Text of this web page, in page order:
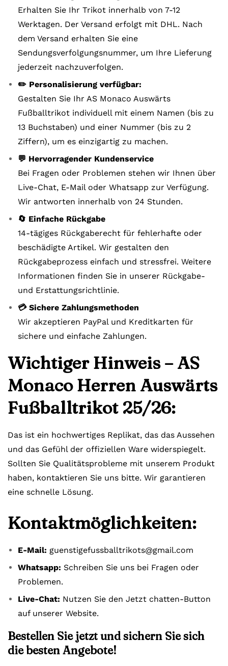
Erhalten Sie Ihr Trikot innerhalb von 7-12
Werktagen. Der Versand erfolgt mit DHL. Nach
dem Versand erhalten Sie eine
Sendungsverfolgungsnummer, um Ihre Lieferung
jederzeit nachzuverfolgen.
✏️ Personalisierung verfügbar:
Gestalten Sie Ihr AS Monaco Auswärts
Fußballtrikot individuell mit einem Namen (bis zu
13 Buchstaben) und einer Nummer (bis zu 2
Ziffern), um es einzigartig zu machen.
💬 Hervorragender Kundenservice
Bei Fragen oder Problemen stehen wir Ihnen über
Live-Chat, E-Mail oder Whatsapp zur Verfügung.
Wir antworten innerhalb von 24 Stunden.
🔄 Einfache Rückgabe
14-tägiges Rückgaberecht für fehlerhafte oder
beschädigte Artikel. Wir gestalten den
Rückgabeprozess einfach und stressfrei. Weitere
Informationen finden Sie in unserer Rückgabe-
und Erstattungsrichtlinie.
💳 Sichere Zahlungsmethoden
Wir akzeptieren PayPal und Kreditkarten für
sichere und einfache Zahlungen.
Wichtiger Hinweis – AS
Monaco Herren Auswärts
Fußballtrikot 25/26:
Das ist ein hochwertiges Replikat, das das Aussehen
und das Gefühl der offiziellen Ware widerspiegelt.
Sollten Sie Qualitätsprobleme mit unserem Produkt
haben, kontaktieren Sie uns bitte. Wir garantieren
eine schnelle Lösung.
Kontaktmöglichkeiten:
E-Mail: guenstigefussballtrikots@gmail.com
Whatsapp: Schreiben Sie uns bei Fragen oder
Problemen.
Live-Chat: Nutzen Sie den Jetzt chatten-Button
auf unserer Website.
Bestellen Sie jetzt und sichern Sie sich
die besten Angebote!